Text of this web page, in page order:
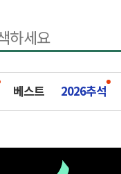
베스트 2026추석